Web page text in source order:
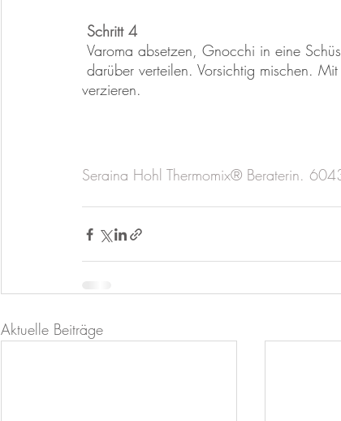
Schritt 4
Varoma absetzen, Gnocchi in eine
darüber verteilen. Vorsichtig mischen.
verzieren.
Seraina Hohl Thermomix® Beraterin.
Aktuelle Beiträge